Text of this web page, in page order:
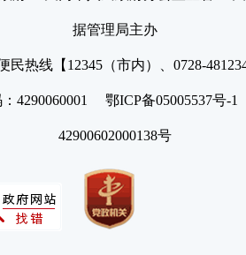
据管理局主办
民热线【12345（市内）、0728-
：4290060001 鄂ICP备05005537号
42900602000138号